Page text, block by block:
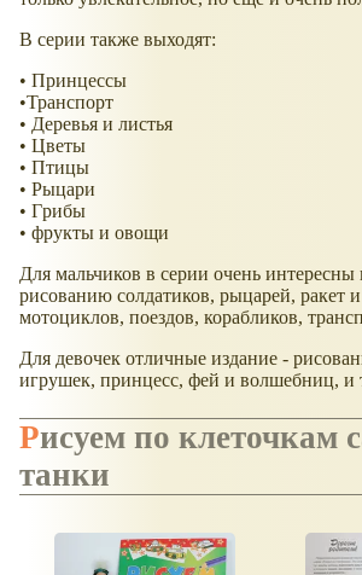
В серии также выходят:
• Принцессы
•Транспорт
• Деревья и листья
• Цветы
• Птицы
• Рыцари
• Грибы
• фрукты и овощи
Для мальчиков в серии очень интересны
рисованию солдатиков, рыцарей, ракет
мотоциклов, поездов, корабликов,
Для девочек отличные издание -
игрушек, принцесс, фей и волшебниц, и
Рисуем по клеточкам самолёты и
танки